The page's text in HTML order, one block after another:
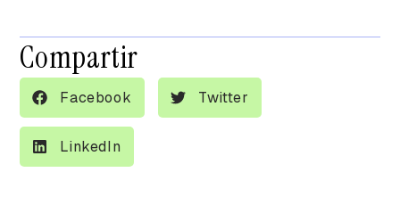
Compartir
Facebook Twitter
LinkedIn